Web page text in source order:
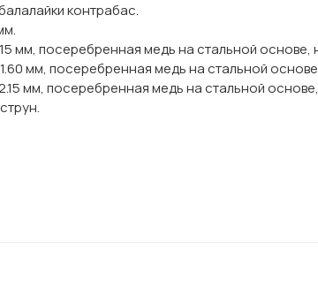
контрабас.
мм, посеребренная медь на стальной основе,
мм, посеребренная медь на стальной
мм, посеребренная медь на стальной